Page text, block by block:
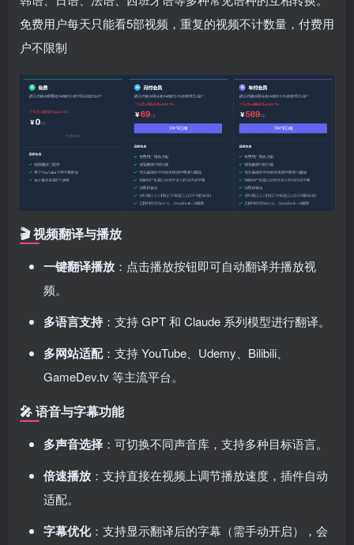
免费用户每天只能看5部视频，重复的视频不计数量，付费用
户不限制
🎬视频翻译与播放
一键翻译播放 ：点击播放按钮即可自动翻译并播放视
频。
多语言支持：支持 GPT 和 Claude 系列模型进行翻译。
多网站适配：支持 YouTube、Udemy、Bilibili、
GameDev.tv 等主流平台。
🎤语音与字幕功能
多声音选择 ：可切换不同声音库，支持多种目标语言。
倍速播放 ：支持直接在视频上调节播放速度，插件自动
适配。
字幕优化：支持显示翻译后的字幕（需手动开启），会